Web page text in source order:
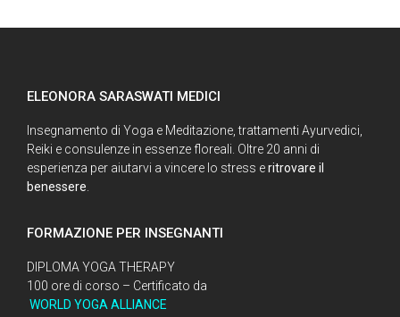
ELEONORA SARASWATI MEDICI
Insegnamento di Yoga e Meditazione, trattamenti Ayurvedici,
Reiki e consulenze in essenze floreali. Oltre 20 anni di
esperienza per aiutarvi a vincere lo stress eritrovare il
benessere
FORMAZIONE PER INSEGNANTI
DIPLOMA YOGA THERAPY
100 ore di corso – Certificato da
WORLD YOGA ALLIANCE